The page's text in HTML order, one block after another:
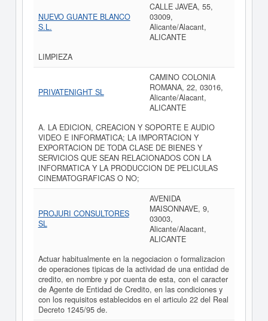
NUEVO GUANTE BLANCO
S.L.
CALLE JAVEA, 55,
03009,
Alicante/Alacant,
ALICANTE
LIMPIEZA
PRIVATENIGHT SL
CAMINO COLONIA
ROMANA, 22, 03016,
Alicante/Alacant,
ALICANTE
A. LA EDICION, CREACION Y SOPORTE E AUDIO
VIDEO E INFORMATICA; LA IMPORTACION Y
EXPORTACION DE TODA CLASE DE BIENES Y
SERVICIOS QUE SEAN RELACIONADOS CON LA
INFORMATICA Y LA PRODUCCION DE PELICULAS
CINEMATOGRAFICAS O NO;
PROJURI CONSULTORES
SL
AVENIDA
MAISONNAVE, 9,
03003,
Alicante/Alacant,
ALICANTE
Actuar habitualmente en la negociacion o formalizacion
de operaciones tipicas de la actividad de una entidad de
credito, en nombre y por cuenta de esta, con el caracter
de Agente de Entidad de Credito, en las condiciones y
con los requisitos establecidos en el articulo 22 del Real
Decreto 1245/95 de.